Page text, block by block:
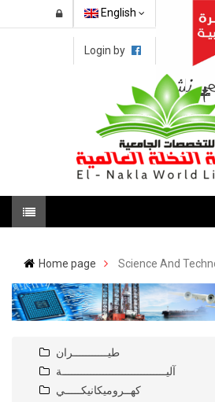
English
Login by
Home page Science And
طيـــــــــــران
آليـــــــــــــــــــــــــــــــــة
كهــروميكانيكـــــي